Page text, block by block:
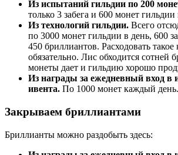
Из испытаний гильдии по 200
только 3 забега и 600 монет гильдии
Из технологий гильдии. Всего
по 3000 монет гильдии в день, 600
450 бриллиантов. Расходовать такое
обязательно. Лис обходится сотней
монеты дает и гильдию хорошо
Из награды за ежедневный вход в
ивента. По 1000 монет каждый
Закрываем бриллиантами
Бриллианты можно раздобыть здесь: